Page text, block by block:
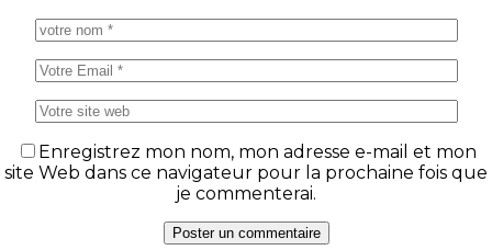
Enregistrez mon nom, mon adresse e-mail et mon
site Web dans ce navigateur pour la prochaine fois que
je commenterai.